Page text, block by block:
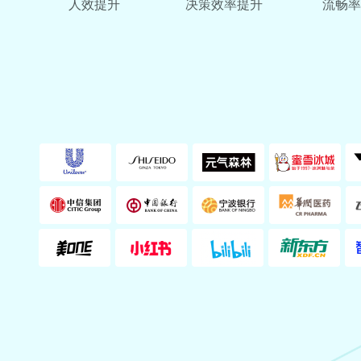
人效提升 决策效率提升 流畅